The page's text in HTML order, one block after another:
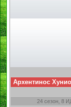
Архентинос
24 сезон, 8